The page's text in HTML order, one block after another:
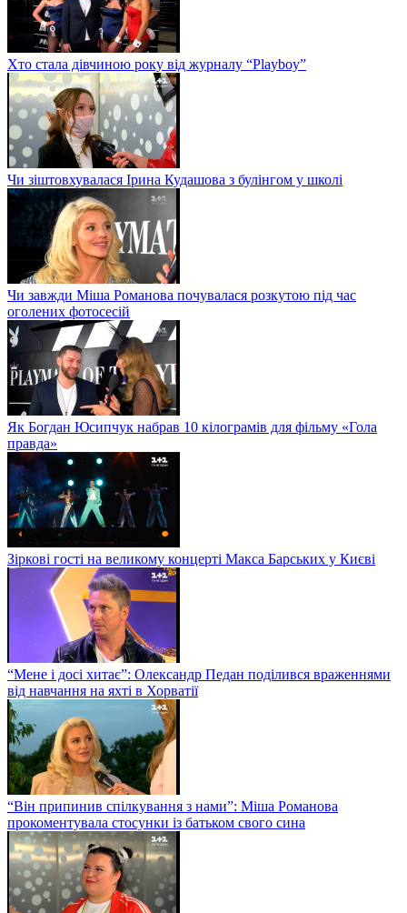
Хто стала дівчиною року від журналу “Playboy”
Чи зіштовхувалася Ірина Кудашова з булінгом у школі
Чи завжди Міша Романова почувалася розкутою під час
оголених фотосесій
Як Богдан Юсипчук набрав 10 кілограмів для фільму «Гола
правда»
Зіркові гості на великому концерті Макса Барських у Києві
“Мене і досі хитає”: Олександр Педан поділився враженнями
від навчання на яхті в Хорватії
“Він припинив спілкування з нами”: Міша Романова
прокоментувала стосунки із батьком свого сина